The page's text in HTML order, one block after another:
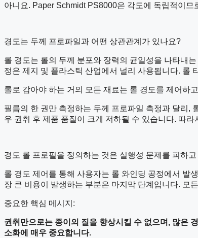
아니요. Paper Schmidt PS8000은 각도에 독립적이
경도는 두께 프로파일과 어떤 상관관계가 있나요?
롤 경도는 롤의 두께 분포와 장력의 균일성을 나타내
정은 제지 및 플라스틱 산업에서 널리 사용됩니다. 롤
롤로 감아야 하는 거의 모든 재료는 롤 경도를 제어하
필름의 한 권만 측정하는 두께 프로파일 측정과 달리,
우 권취 후 제품 품질이 크게 저하될 수 있습니다. 따
경도 롤 프로필을 정의하는 것은 실행성 문제를 피하
롤 경도 제어를 통해 사용자는 롤 와인딩 공정에서 발
장 큰 비용이 발생하는 부분은 마지막 단계입니다. 모
중요한 핵심 메시지:
권취만으로는 종이의 질을 향상시킬 수 없으며 , 많은
소화에 매우 중요합니다.